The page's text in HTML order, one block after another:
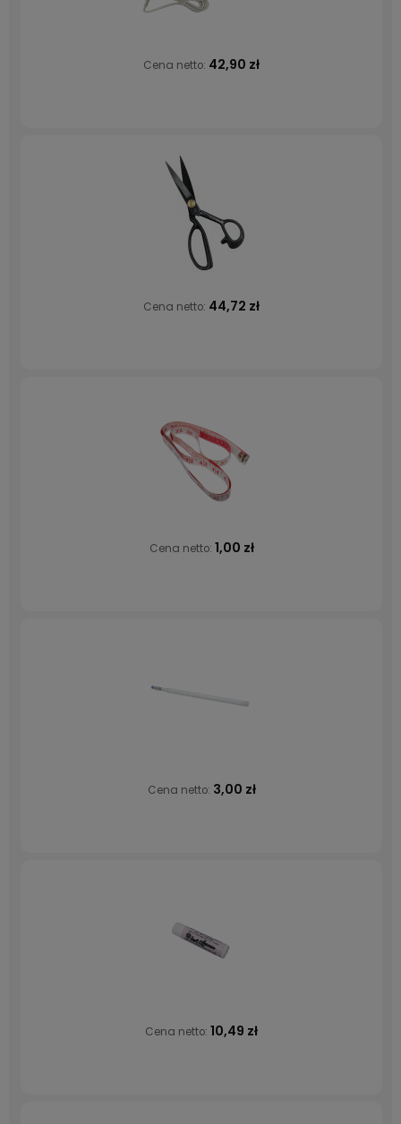
Cena netto: 42,90 zł
Cena netto: 44,72 zł
Cena netto: 1,00 zł
Cena netto: 3,00 zł
Cena netto: 10,49 zł